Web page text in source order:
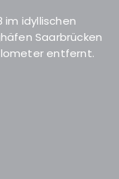
im idyllischen
Saarbrücken
entfernt.